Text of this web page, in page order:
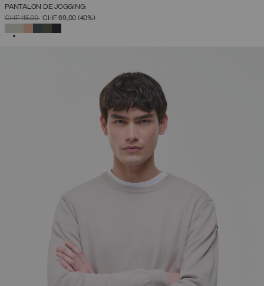
PANTALON DE JOGGING
PRIX RÉDUIT DE
CHF 115,00ÀCHF 69,00 (40%)